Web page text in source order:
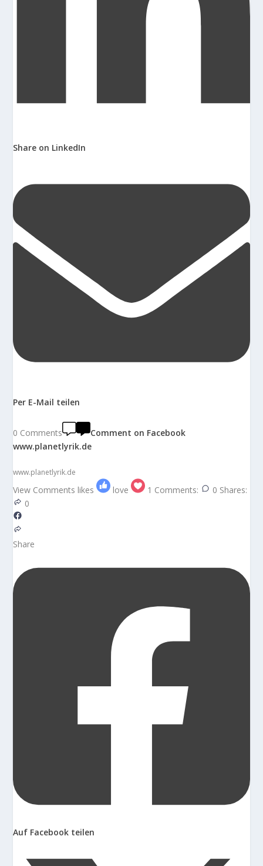
Share on LinkedIn
Per E-Mail teilen
0 Comments
Comment on Facebook
www.planetlyrik.de
www.planetlyrik.de
View Comments likes love 1 Comments: 0 Shares:
0
Share
Auf Facebook teilen